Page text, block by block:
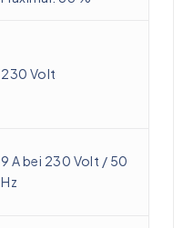
230 Volt
9 A bei 230 Volt / 50
Hz